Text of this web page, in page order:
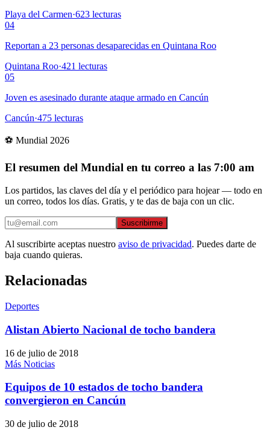
Playa del Carmen·623 lecturas
04
Reportan a 23 personas desaparecidas en Quintana Roo
Quintana Roo·421 lecturas
05
Joven es asesinado durante ataque armado en Cancún
Cancún·475 lecturas
⚽ Mundial 2026
El resumen del Mundial en tu correo a las 7:00 am
Los partidos, las claves del día y el periódico para hojear — todo en
un correo, todos los días. Gratis, y te das de baja con un clic.
Suscribirme
Al suscribirte aceptas nuestro aviso de privacidad. Puedes darte de
baja cuando quieras.
Relacionadas
Deportes
Alistan Abierto Nacional de tocho bandera
16 de julio de 2018
Más Noticias
Equipos de 10 estados de tocho bandera
convergieron en Cancún
30 de julio de 2018